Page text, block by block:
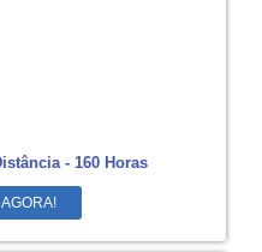
- 160 Horas